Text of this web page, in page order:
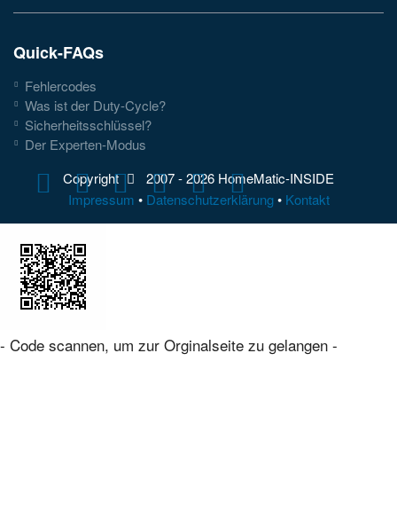
Quick-FAQs
Fehlercodes
Was ist der Duty-Cycle?
Sicherheitsschlüssel?
Der Experten-Modus
Copyright
2007 - 2026 HomeMatic-INSIDE
Impressum • Datenschutzerklärung• Kontakt
- Code scannen, um zur Orginalseite zu gelangen -